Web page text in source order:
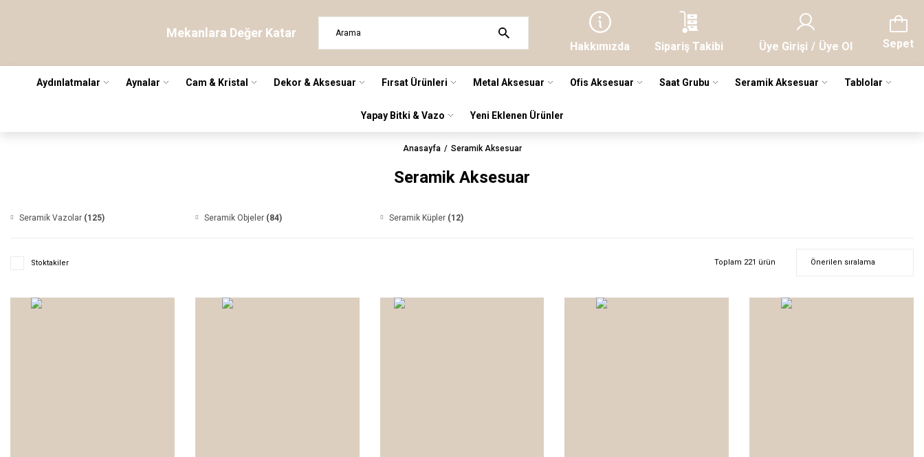
Mekanlara Değer Katar
Hakkımızda Sipariş Takibi Üye Girişi / Üye Ol Sepet
Aydınlatmalar Aynalar Cam & Kristal Dekor & Aksesuar Fırsat Ürünleri Metal Aksesuar Ofis Aksesuar Saat Grubu Seramik Aksesuar Tablolar
Yapay Bitki & Vazo Yeni Eklenen Ürünler
Anasayfa Seramik Aksesuar
Seramik Aksesuar
Seramik Vazolar (125) Seramik Objeler (84) Seramik Küpler (12)
Stoktakiler Toplam 221 ürün